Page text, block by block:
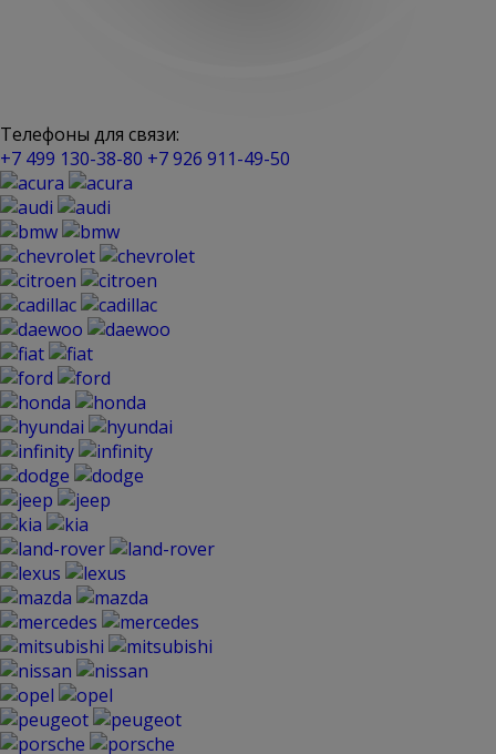
Телефоны для связи:
+7 499 130-38-80 +7 926 911-49-50